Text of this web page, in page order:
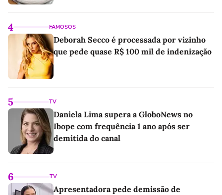
4 FAMOSOS
Deborah Secco é processada por vizinho
que pede quase R$ 100 mil de indenização
5 TV
Daniela Lima supera a GloboNews no
Ibope com frequência 1 ano após ser
demitida do canal
6 TV
Apresentadora pede demissão de